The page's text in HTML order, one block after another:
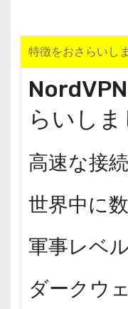
特徴をおさらいし
らいしま
高速な接
世界中に
軍事レベ
ダークウ